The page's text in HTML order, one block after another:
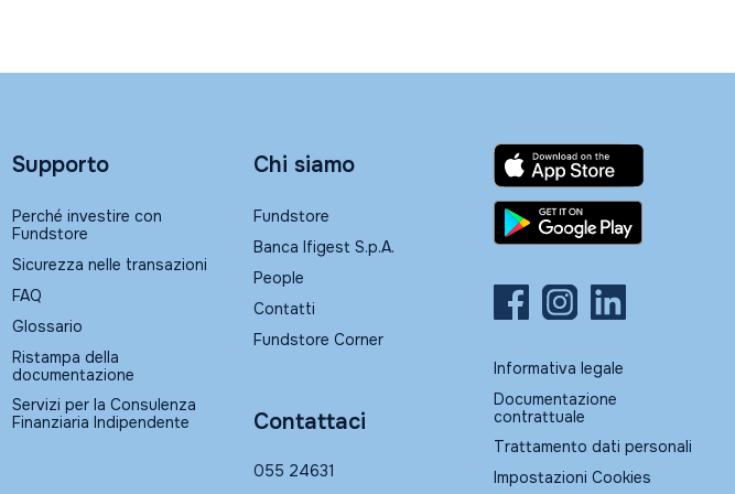
Supporto
Perché investire con
Fundstore
Sicurezza nelle transazioni
FAQ
Glossario
Ristampa della
documentazione
Servizi per la Consulenza
Finanziaria Indipendente
Chi siamo
Fundstore
Banca Ifigest S.p.A.
People
Contatti
Fundstore Corner
Contattaci
055 24631
Informativa legale
Documentazione
contrattuale
Trattamento dati personali
Impostazioni Cookies